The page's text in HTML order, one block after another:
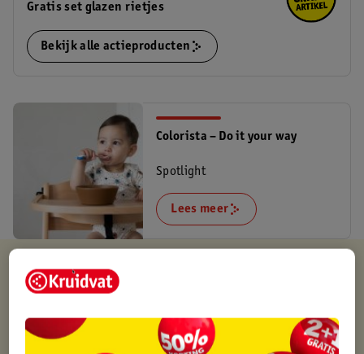
Gratis set glazen rietjes
Bekijk alle actieproducten
Colorista – Do it your way
Spotlight
Lees meer
Kruidvat is altijd voordelig
Op werkdagen voor 22:00 uur besteld, volgende dag in huis
Gratis thuisbezorgd vanaf 50.00